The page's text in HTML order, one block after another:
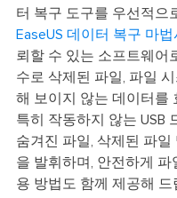
터 복구 도구를 우선적으
EaseUS 데이터 복구 마법
뢰할 수 있는 소프트웨어
수로 삭제된 파일, 파일
해 보이지 않는 데이터를
특히 작동하지 않는 USB
숨겨진 파일, 삭제된 파일
을 발휘하며, 안전하게
용 방법도 함께 제공해 드